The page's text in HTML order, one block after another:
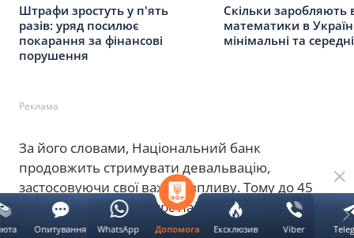
Штрафи зростуть у п'ять
разів: уряд посилює
покарання за фінансові
порушення
Скільки заробляють
математики в
мінімальні та
Реклама
За його словами, Національний банк
продовжить стримувати девальвацію,
застосовуючи свої важелі впливу. Тому до 45
грн/дол. офіційний курс найближчим часом не
підніметься. Варто очікувати коливань у межах
Допомога Ексклюзив Viber
Опитування WhatsApp